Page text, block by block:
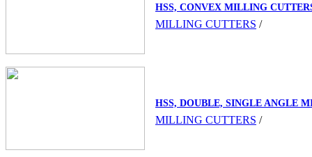
HSS, CONVEX MILLING
MILLING CUTTERS /
HSS, DOUBLE, SINGLE ANGLE
MILLING CUTTERS /